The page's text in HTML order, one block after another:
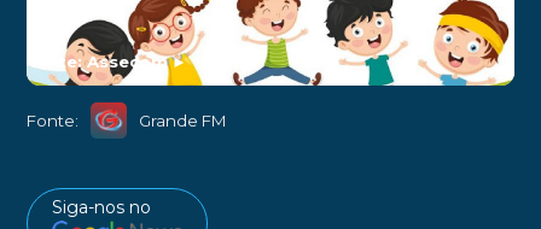
Arte: Assecom►
Fonte: Grande FM
Siga-nos no